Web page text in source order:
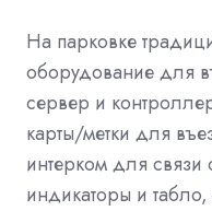
На парковке
оборудование для
сервер и
карты/метки для
интерком для связи
индикаторы и